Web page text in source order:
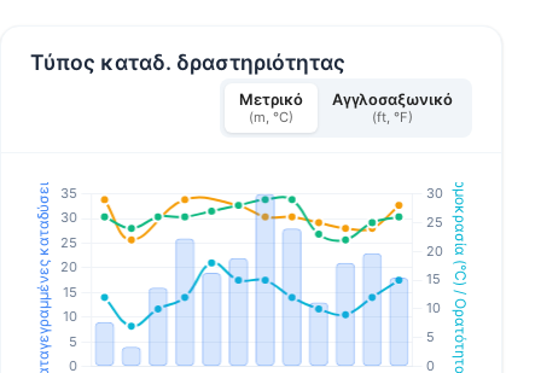
Τύπος καταδ. δραστηριότητας
Μετρικό
(m, °C)
Αγγλοσαξωνικό
(ft, °F)